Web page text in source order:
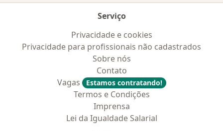
Serviço
Privacidade e cookies
Privacidade para profissionais não cadastrados
Sobre nós
Contato
Vagas
Estamos contratando!
Termos e Condições
Imprensa
Lei da Igualdade Salarial